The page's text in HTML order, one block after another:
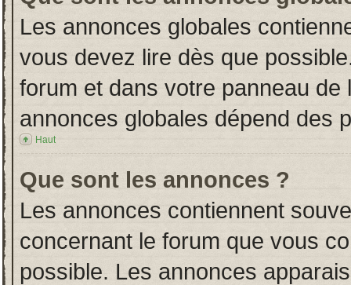
Les annonces globales
vous devez lire dès que
forum et dans votre panneau de
annonces globales dépend des
Haut
Que sont les annonces ?
Les annonces contiennent
concernant le forum que vous
possible. Les annonces